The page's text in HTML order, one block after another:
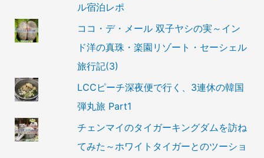
ル宿泊レポ
ココ・デ・メール 双子ヤシの実～イン
ド洋の真珠・楽園リゾート・セーシェル
旅行記(3)
LCCピーチ深夜便で行く、3連休の韓国
弾丸旅 Part1
チェンマイのタイガーキングダムを訪ね
てみた～ホワイトタイガーとのツーショ